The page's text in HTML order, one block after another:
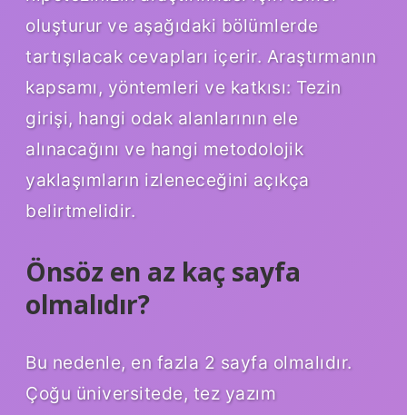
oluşturur ve aşağıdaki bölümlerde
tartışılacak cevapları içerir. Araştırmanın
kapsamı, yöntemleri ve katkısı: Tezin
girişi, hangi odak alanlarının ele
alınacağını ve hangi metodolojik
yaklaşımların izleneceğini açıkça
belirtmelidir.
Önsöz en az kaç sayfa
olmalıdır?
Bu nedenle, en fazla 2 sayfa olmalıdır.
Çoğu üniversitede, tez yazım